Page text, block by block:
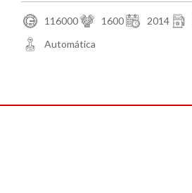
116000 1600 2014
Automática